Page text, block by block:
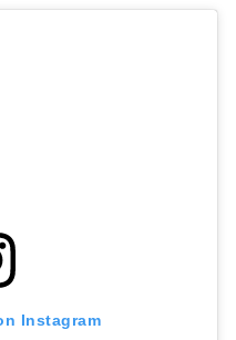
Instagram